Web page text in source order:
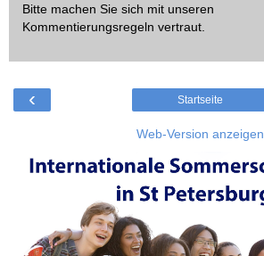
Bitte machen Sie sich mit unseren
Kommentierungsregeln vertraut.
‹ Startseite
Web-Version anzeigen